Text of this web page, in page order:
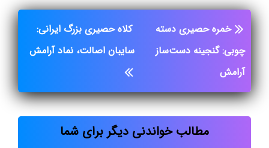
خمره حصیری دسته
چوبی: گنجینه دست‌ساز
آرامش
کلاه حصیری بزرگ ایرانی:
سایبان اصالت، نماد آرامش
مطالب خواندنی دیگر برای شما